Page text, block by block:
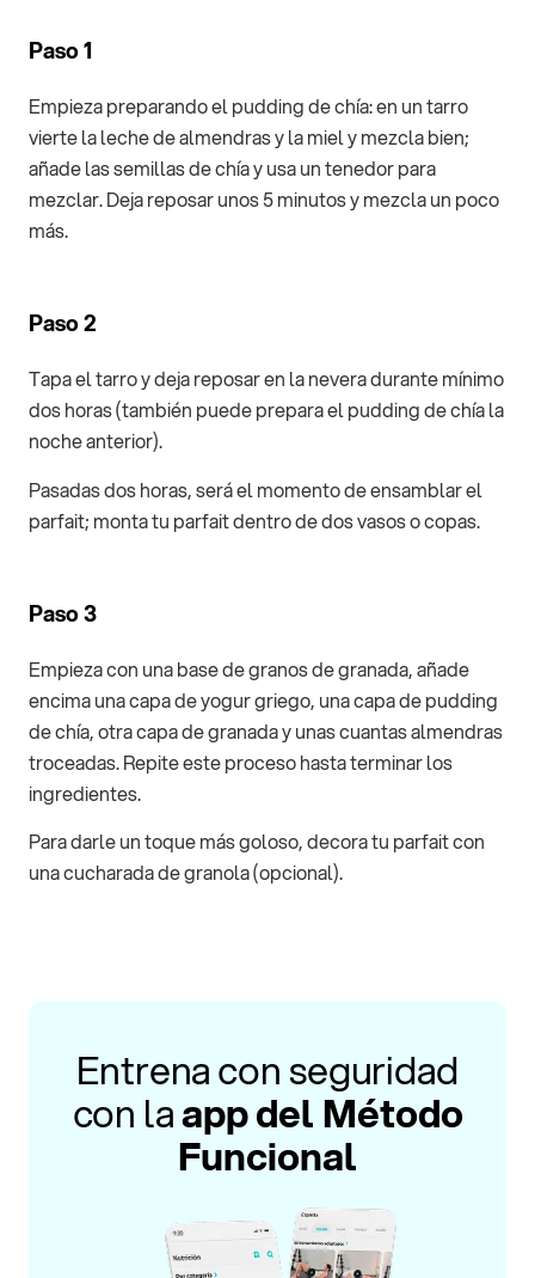
Paso 1
Empieza preparando el pudding de chía: en un tarro
vierte la leche de almendras y la miel y mezcla bien;
añade las semillas de chía y usa un tenedor para
mezclar. Deja reposar unos 5 minutos y mezcla un poco
más.
Paso 2
Tapa el tarro y deja reposar en la nevera durante mínimo
dos horas (también puede prepara el pudding de chía la
noche anterior).
Pasadas dos horas, será el momento de ensamblar el
parfait; monta tu parfait dentro de dos vasos o copas.
Paso 3
Empieza con una base de granos de granada, añade
encima una capa de yogur griego, una capa de pudding
de chía, otra capa de granada y unas cuantas almendras
troceadas. Repite este proceso hasta terminar los
ingredientes.
Para darle un toque más goloso, decora tu parfait con
una cucharada de granola (opcional).
Entrena con seguridad
con laapp del Método
Funcional